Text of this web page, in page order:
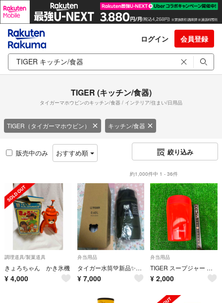
ログイン 会員登録
TIGER (キッチン/食器)
タイガーマホウビンのキッチン/食器 / インテリア/住まい/日用品
TIGER（タイガーマホウビン） キッチン/食器
販売中のみ おすすめ順 絞り込み
約1,000件中 1 - 36件
調理道具/製菓道具
きょろちゃん かき氷機
¥ 4,000
弁当用品
タイガー水筒💚新品✨💚400ml💚モスフォレスト💚
¥ 7,000
弁当用品
TIGER スープジャー MCL-B038 0.38L 良品
¥ 2,000